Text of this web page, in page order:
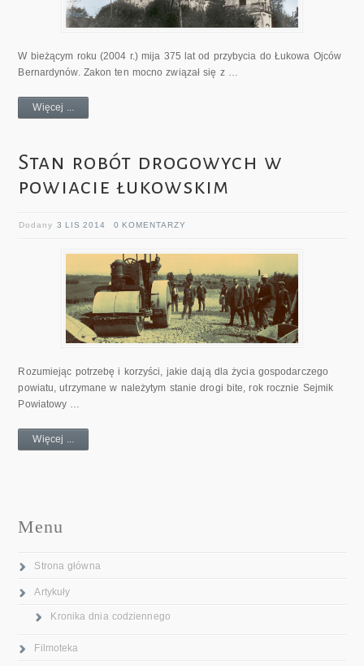
W bieżącym roku (2004 r.) mija 375 lat od przybycia do Łukowa Ojców
Bernardynów. Zakon ten mocno związał się z …
Więcej ...
Stan robót drogowych w
powiacie łukowskim
Dodany3 LIS 2014 0 KOMENTARZY
Rozumiejąc potrzebę i korzyści, jakie dają dla życia gospodarczego
powiatu, utrzymane w należytym stanie drogi bite, rok rocznie Sejmik
Powiatowy …
Więcej ...
Menu
Strona główna
Artykuły
Kronika dnia codziennego
Filmoteka